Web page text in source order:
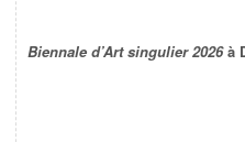
Biennale d’Art singulier 2026à